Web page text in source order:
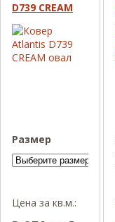
D739 CREAM
овал
Размер
Цена за кв.м.: